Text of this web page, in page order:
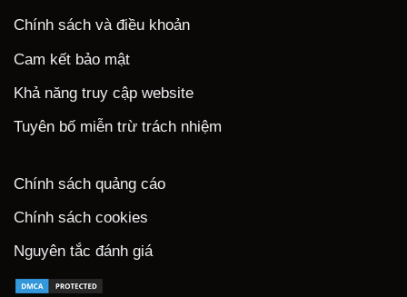
Chính sách và điều khoản
Cam kết bảo mật
Khả năng truy cập website
Tuyên bố miễn trừ trách nhiệm
Chính sách quảng cáo
Chính sách cookies
Nguyên tắc đánh giá